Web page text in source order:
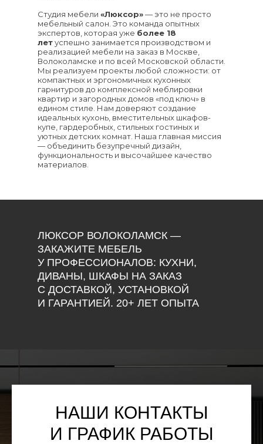
Студия мебели «Люксор»— это не просто
мебельный салон. Это команда опытных
экспертов, которая уже более 18
летуспешно занимается производством и
реализацией мебели на заказ в Москве,
Волоколамске и по всей Московской области.
Мы реализуем проекты любой сложности: от
компактных и эргономичных кухонных
гарнитуров до комплексной меблировки
квартир и загородных домов «под ключ» в
едином стиле. Нам доверяют создание
идеальных кухонь, вместительных шкафов-
купе, гардеробных, стильных гостиных и
уютных детских комнат. Наша главная миссия
— объединить безупречный дизайн,
функциональность и высочайшее качество
материалов.
ЛЮКСОР ВОЛОКОЛАМСК —
ЗАКАЖИТЕ МЕБЕЛЬ
У ПРОФЕССИОНАЛОВ: КУХНИ,
ДИВАНЫ, ШКАФЫ НА ЗАКАЗ
С ДОСТАВКОЙ, УСТАНОВКОЙ
И ГАРАНТИЕЙ. 20+ ЛЕТ ОПЫТА
дизайнера
НАШИ КОНТАКТЫ
И ГРАФИК РАБОТЫ